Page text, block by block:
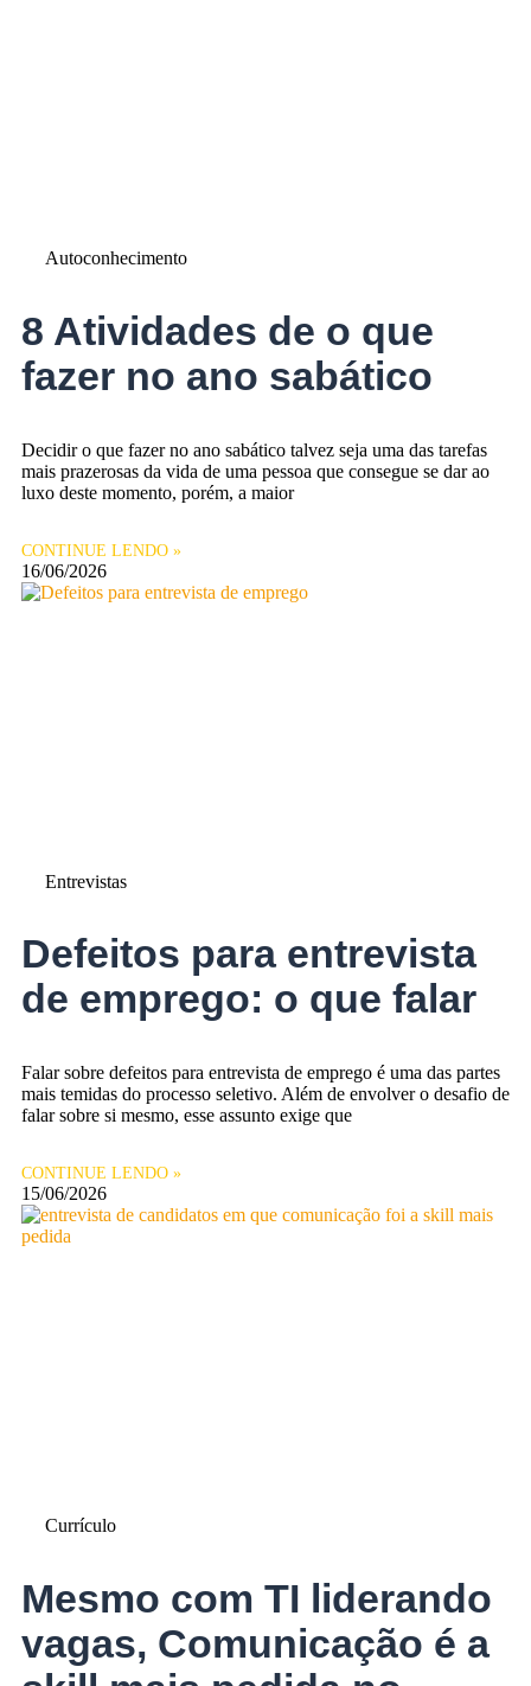
Autoconhecimento
8 Atividades de o que
fazer no ano sabático
Decidir o que fazer no ano sabático talvez seja uma das tarefas
mais prazerosas da vida de uma pessoa que consegue se dar ao
luxo deste momento, porém, a maior
CONTINUE LENDO »
16/06/2026
Entrevistas
Defeitos para entrevista
de emprego: o que falar
Falar sobre defeitos para entrevista de emprego é uma das partes
mais temidas do processo seletivo. Além de envolver o desafio de
falar sobre si mesmo, esse assunto exige que
CONTINUE LENDO »
15/06/2026
Currículo
Mesmo com TI liderando
vagas, Comunicação é a